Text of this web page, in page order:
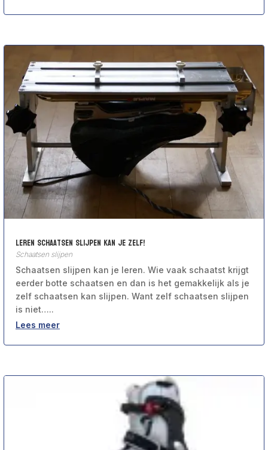
Leren Schaatsen slijpen kan je zelf!
Schaatsen slijpen
Schaatsen slijpen kan je leren. Wie vaak schaatst krijgt
eerder botte schaatsen en dan is het gemakkelijk als je
zelf schaatsen kan slijpen. Want zelf schaatsen slijpen
is niet…..
Lees meer